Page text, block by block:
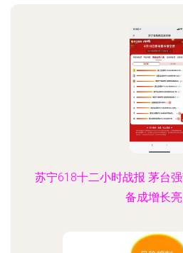
苏宁618十二小时战报 茅台
备成增长